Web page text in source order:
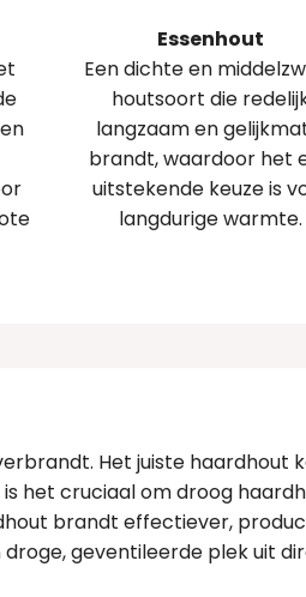
Essenhout
Een dichte en
houtsoort die
langzaam en
brandt, waardoor het
uitstekende keuze is
langdurige warmte.
Het juiste
het cruciaal om droog
brandt effectiever,
geventileerde plek uit